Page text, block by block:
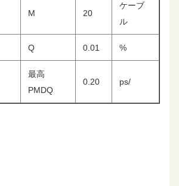
M 20
ケーブ
ル
Q 0.01 %
最高
PMDQ
0.20 ps/